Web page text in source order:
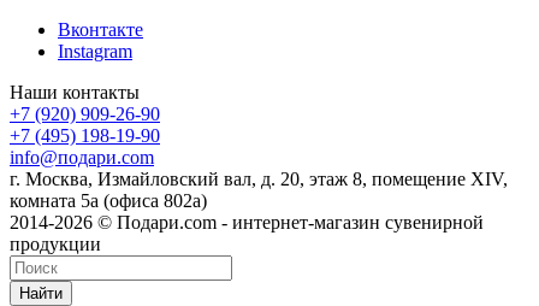
Вконтакте
Instagram
Наши контакты
+7 (920) 909-26-90
+7 (495) 198-19-90
info@подари.com
г. Москва, Измайловский вал, д. 20, этаж 8, помещение XIV,
комната 5а (офиса 802а)
2014-2026 © Подари.com - интернет-магазин сувенирной
продукции
Найти